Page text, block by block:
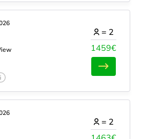
1459€
= 2
= 2